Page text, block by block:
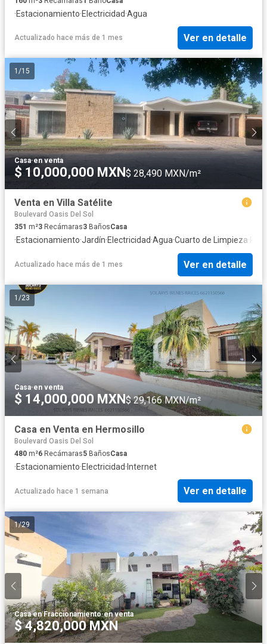
·Estacionamiento·Electricidad·Agua
Actualizado hace más de 1 mes Ver en detalle
1 /15
Casa·en venta
$ 10,000,000 MXN $ 28,490 MXN/m²
Venta en Villa Satélite
Boulevard Oasis Del Sol
351 m²3 Recámaras3 BañosCasa
·Estacionamiento·Jardín·Electricidad·Agua·Cuarto de Limpieza·
Actualizado hace más de 1 mes Ver en detalle
1 /23
Casa·en venta
$ 14,000,000 MXN$ 29,166 MXN/m²
Casa en Venta en Hermosillo
Boulevard Oasis Del Sol
480 m²6 Recámaras5 BañosCasa
·Estacionamiento·Electricidad· Internet
Actualizado hace 1 semana Ver en detalle
1/29
Casa en Fraccionamiento·en venta
$ 4,820,000 MXN